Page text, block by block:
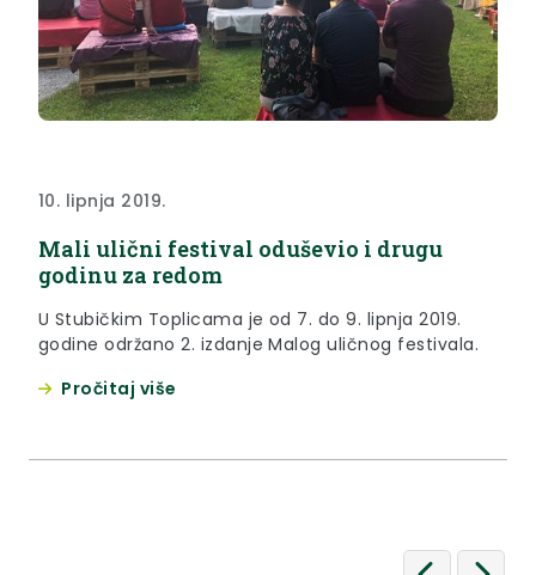
10. lipnja 2019.
Mali ulični festival oduševio i drugu
godinu za redom
U Stubičkim Toplicama je od 7. do 9. lipnja 2019.
godine održano 2. izdanje Malog uličnog festivala.
Pročitaj više